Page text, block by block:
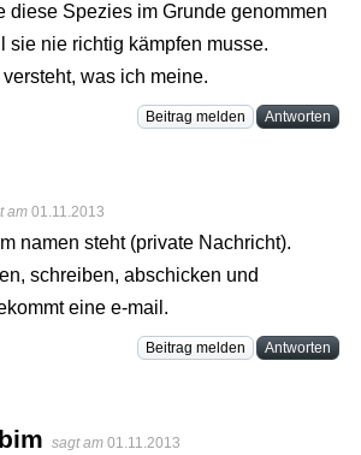
diese Spezies im Grunde genommen
sie nie richtig kämpfen musse.
versteht, was ich meine.
Beitrag melden Antworten
am 01.11.2013
namen steht (private Nachricht).
schreiben, abschicken und
eine e-mail.
Beitrag melden Antworten
sagt am 01.11.2013